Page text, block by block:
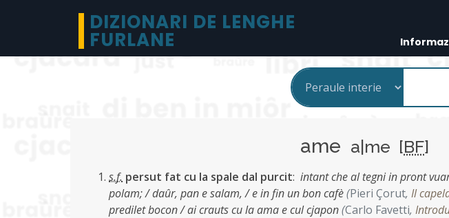
DIZIONARI DE LENGHE
FURLANE
ame a|me [BF]
s.f. persut fat cu la spale dal purcit: intant che al tegni in pront
polam; / daûr, pan e salam, / e in fin un bon cafè(Pieri Çorut, Il
predilet bocon / ai crauts cu la ama e cul cjapon(Carlo Favetti,